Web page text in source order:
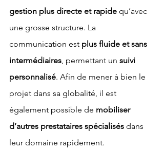
gestion plus directe et rapide qu’avec
une grosse structure. La
communication est plus fluide et sans
intermédiaires, permettant un suivi
personnalisé. Afin de mener à bien le
projet dans sa globalité, il est
également possible de mobiliser
d’autres prestataires spécialisés dans
leur domaine rapidement.